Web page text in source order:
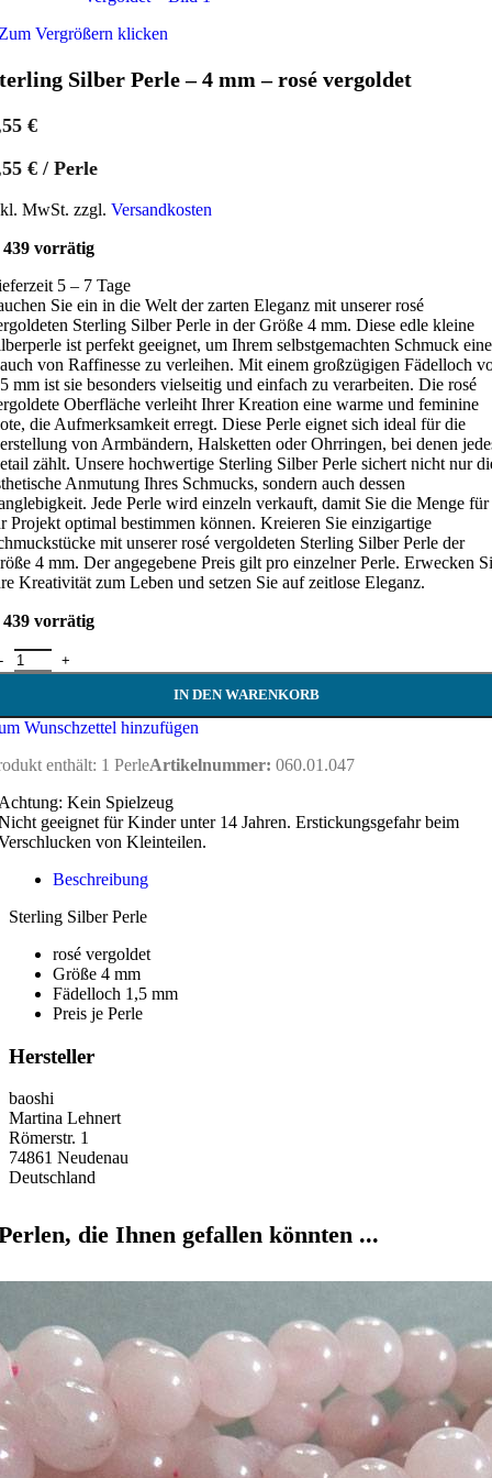
Vergrößern klicken
Silber Perle – 4 mm – rosé vergoldet
€
€ / Perle
MwSt. zzgl. Versandkosten
439 vorrätig
5 – 7 Tage
Sie ein in die Welt der zarten Eleganz mit unserer rosé
Sterling Silber Perle in der Größe 4 mm. Diese edle kleine
ist perfekt geeignet, um Ihrem selbstgemachten Schmuck
von Raffinesse zu verleihen. Mit einem großzügigen Fädelloch
mm ist sie besonders vielseitig und einfach zu verarbeiten. Die rosé
Oberfläche verleiht Ihrer Kreation eine warme und feminine
die Aufmerksamkeit erregt. Diese Perle eignet sich ideal für die
von Armbändern, Halsketten oder Ohrringen, bei denen
zählt. Unsere hochwertige Sterling Silber Perle sichert nicht nur
Anmutung Ihres Schmucks, sondern auch dessen
Jede Perle wird einzeln verkauft, damit Sie die Menge für
Projekt optimal bestimmen können. Kreieren Sie einzigartige
mit unserer rosé vergoldeten Sterling Silber Perle der
4 mm. Der angegebene Preis gilt pro einzelner Perle. Erwecken
Kreativität zum Leben und setzen Sie auf zeitlose Eleganz.
439 vorrätig
Silber Perle - 4 mm - rosé vergoldet Menge
IN DEN WARENKORB
Wunschzettel hinzufügen
enthält: 1 PerleArtikelnummer: 060.01.047
Kein Spielzeug
geeignet für Kinder unter 14 Jahren. Erstickungsgefahr beim
von Kleinteilen.
Beschreibung
Sterling Silber Perle
rosé vergoldet
Größe 4 mm
Fädelloch 1,5 mm
Preis je Perle
Hersteller
baoshi
Martina Lehnert
Römerstr. 1
74861 Neudenau
Deutschland
die Ihnen gefallen könnten ...